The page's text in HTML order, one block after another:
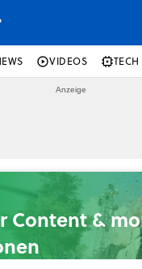
VIDEOS TECH
Content &